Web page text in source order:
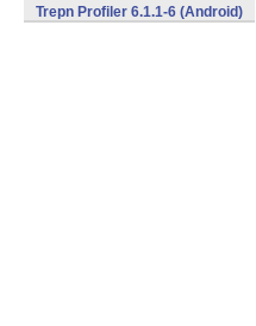
Trepn Profiler 6.1.1-6 (Android)